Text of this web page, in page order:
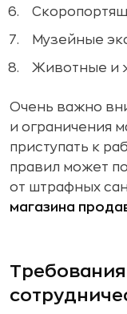
Музейные
Животные и
Очень важно
и ограничения
приступать к
правил может
от штрафных
магазина